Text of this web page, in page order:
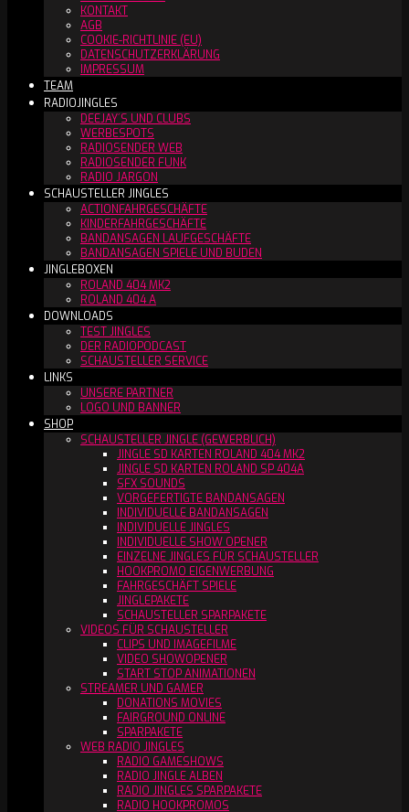
KONTAKT
AGB
COOKIE-RICHTLINIE (EU)
DATENSCHUTZERKLÄRUNG
IMPRESSUM
TEAM
RADIOJINGLES
DEEJAY´S UND CLUBS
WERBESPOTS
RADIOSENDER WEB
RADIOSENDER FUNK
RADIO JARGON
SCHAUSTELLER JINGLES
ACTIONFAHRGESCHÄFTE
KINDERFAHRGESCHÄFTE
BANDANSAGEN LAUFGESCHÄFTE
BANDANSAGEN SPIELE UND BUDEN
JINGLEBOXEN
ROLAND 404 MK2
ROLAND 404 A
DOWNLOADS
TEST JINGLES
DER RADIOPODCAST
SCHAUSTELLER SERVICE
LINKS
UNSERE PARTNER
LOGO UND BANNER
SHOP
SCHAUSTELLER JINGLE (GEWERBLICH)
JINGLE SD KARTEN ROLAND 404 MK2
JINGLE SD KARTEN ROLAND SP 404A
SFX SOUNDS
VORGEFERTIGTE BANDANSAGEN
INDIVIDUELLE BANDANSAGEN
INDIVIDUELLE JINGLES
INDIVIDUELLE SHOW OPENER
EINZELNE JINGLES FÜR SCHAUSTELLER
HOOKPROMO EIGENWERBUNG
FAHRGESCHÄFT SPIELE
JINGLEPAKETE
SCHAUSTELLER SPARPAKETE
VIDEOS FÜR SCHAUSTELLER
CLIPS UND IMAGEFILME
VIDEO SHOWOPENER
START STOP ANIMATIONEN
STREAMER UND GAMER
DONATIONS MOVIES
FAIRGROUND ONLINE
SPARPAKETE
WEB RADIO JINGLES
RADIO GAMESHOWS
RADIO JINGLE ALBEN
RADIO JINGLES SPARPAKETE
RADIO HOOKPROMOS